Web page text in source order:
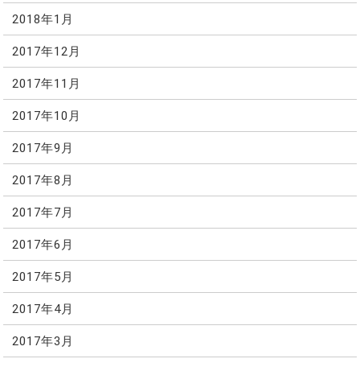
2018年1月
2017年12月
2017年11月
2017年10月
2017年9月
2017年8月
2017年7月
2017年6月
2017年5月
2017年4月
2017年3月